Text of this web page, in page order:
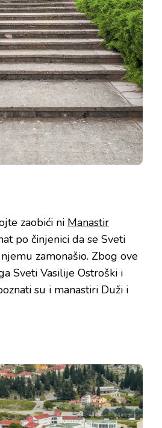
zaobići ni Manastir
po činjenici da se Sveti
zamonašio. Zbog ove
Sveti Vasilije Ostroški i
su i manastiri Duži i